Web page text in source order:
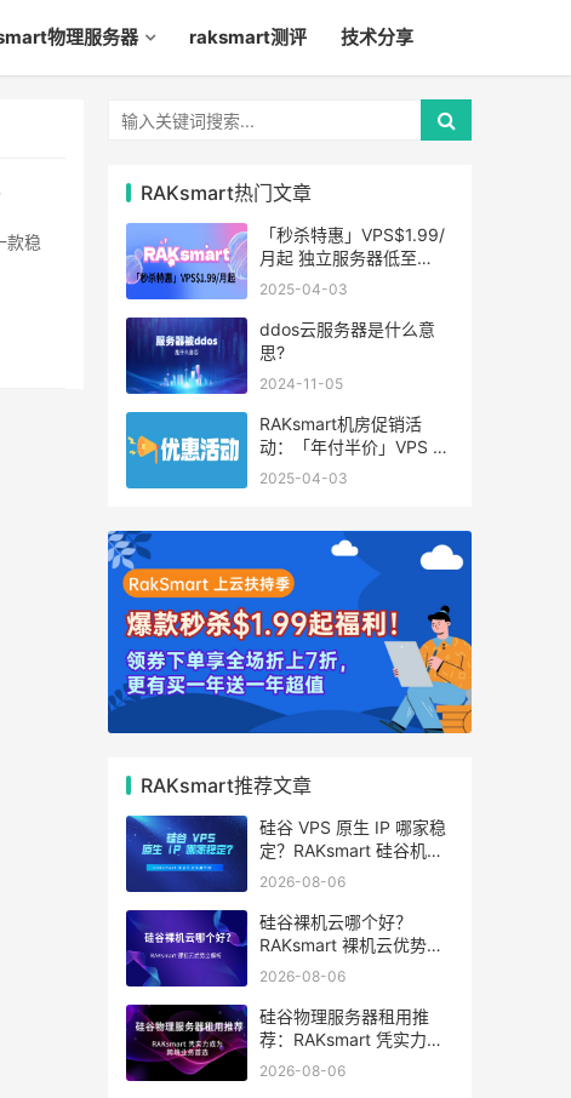
物理服务器 raksmart测评 技术分享
款稳
RAKsmart热门文章
「秒杀特惠」VPS$1.99/
月起 独立服务器低至
$49/月起
2025-04-03
ddos云服务器是什么意
思?
2024-11-05
RAKsmart机房促销活
动：「年付半价」VPS 云
服务器仅$19.6/年起
2025-04-03
RAKsmart推荐文章
硅谷 VPS 原生 IP 哪家稳
定？RAKsmart 硅谷机房
深度评测
2026-08-06
硅谷裸机云哪个好？
RAKsmart 裸机云优势全
解析
2026-08-06
硅谷物理服务器租用推
荐：RAKsmart 凭实力成
为跨境业务首选
2026-08-06